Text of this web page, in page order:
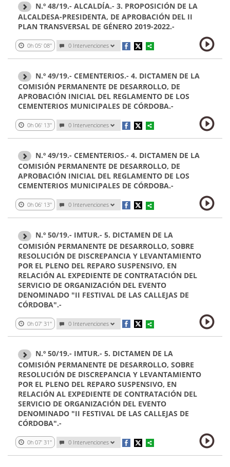
N.º 48/19.- ALCALDÍA.- 3. PROPOSICIÓN DE LA
ALCALDESA-PRESIDENTA, DE APROBACIÓN DEL II
PLAN TRANSVERSAL DE GÉNERO 2019-2022.-
0h 05' 08'' 0 Intervenciones
N.º 49/19.- CEMENTERIOS.- 4. DICTAMEN DE LA
COMISIÓN PERMANENTE DE DESARROLLO, DE
APROBACIÓN INICIAL DEL REGLAMENTO DE LOS
CEMENTERIOS MUNICIPALES DE CÓRDOBA.-
0h 06' 13'' 0 Intervenciones
N.º 49/19.- CEMENTERIOS.- 4. DICTAMEN DE LA
COMISIÓN PERMANENTE DE DESARROLLO, DE
APROBACIÓN INICIAL DEL REGLAMENTO DE LOS
CEMENTERIOS MUNICIPALES DE CÓRDOBA.-
0h 06' 13'' 0 Intervenciones
N.º 50/19.- IMTUR.- 5. DICTAMEN DE LA
COMISIÓN PERMANENTE DE DESARROLLO, SOBRE
RESOLUCIÓN DE DISCREPANCIA Y LEVANTAMIENTO
POR EL PLENO DEL REPARO SUSPENSIVO, EN
RELACIÓN AL EXPEDIENTE DE CONTRATACIÓN DEL
SERVICIO DE ORGANIZACIÓN DEL EVENTO
DENOMINADO "II FESTIVAL DE LAS CALLEJAS DE
CÓRDOBA".-
0h 07' 31'' 0 Intervenciones
N.º 50/19.- IMTUR.- 5. DICTAMEN DE LA
COMISIÓN PERMANENTE DE DESARROLLO, SOBRE
RESOLUCIÓN DE DISCREPANCIA Y LEVANTAMIENTO
POR EL PLENO DEL REPARO SUSPENSIVO, EN
RELACIÓN AL EXPEDIENTE DE CONTRATACIÓN DEL
SERVICIO DE ORGANIZACIÓN DEL EVENTO
DENOMINADO "II FESTIVAL DE LAS CALLEJAS DE
CÓRDOBA".-
0h 07' 31'' 0 Intervenciones